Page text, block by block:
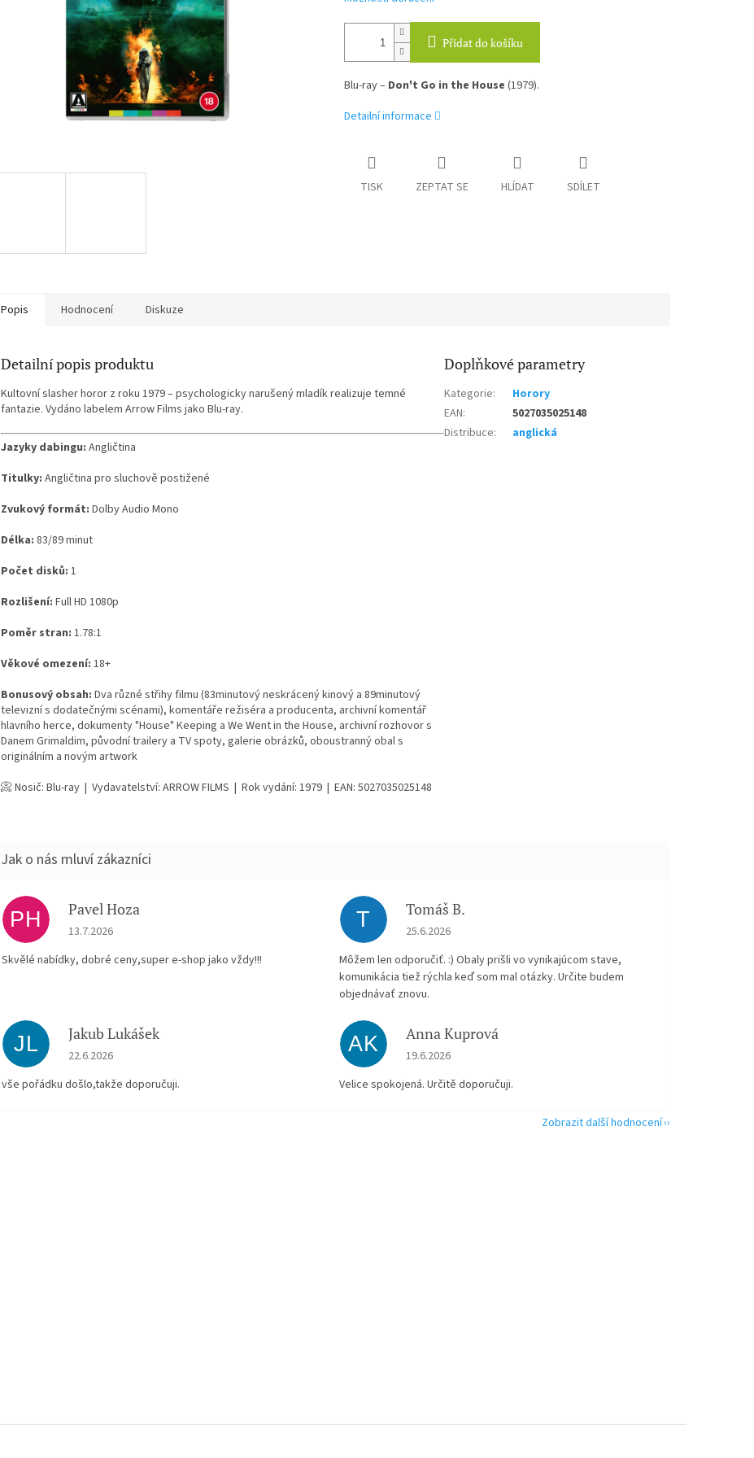
Přidat do košíku
Blu-ray – Don't Go in the House (1979).
Detailní informace
TISK ZEPTAT SE HLÍDAT SDÍLET
Popis Hodnocení Diskuze
Detailní popis produktu
Kultovní slasher horor z roku 1979 – psychologicky narušený mladík realizuje temné
fantazie. Vydáno labelem Arrow Films jako Blu-ray.
Jazyky dabingu: Angličtina
Titulky: Angličtina pro sluchově postižené
Zvukový formát: Dolby Audio Mono
Délka: 83/89 minut
Počet disků: 1
Rozlišení: Full HD 1080p
Poměr stran: 1.78:1
Věkové omezení: 18+
Bonusový obsah: Dva různé střihy filmu (83minutový neskrácený kinový a 89minutový
televizní s dodatečnými scénami), komentáře režiséra a producenta, archivní komentář
hlavního herce, dokumenty "House" Keeping a We Went in the House, archivní rozhovor s
Danem Grimaldim, původní trailery a TV spoty, galerie obrázků, oboustranný obal s
originálním a novým artwork
📀 Nosič: Blu-ray | Vydavatelství: ARROW FILMS | Rok vydání: 1979 | EAN: 5027035025148
Doplňkové parametry
Kategorie:
Horory
EAN:
5027035025148
Distribuce: anglická
PH Pavel Hoza
Hodnocení obchodu je 5 z 5 hvězdiček.
13.7.2026
Skvělé nabídky, dobré ceny,super e-shop jako vždy!!!
T Tomáš B.
Hodnocení obchodu je 5 z 5 hvězdiček.
25.6.2026
Môžem len odporučiť. :) Obaly prišli vo vynikajúcom stave,
komunikácia tiež rýchla keď som mal otázky. Určite budem
objednávať znovu.
JL Jakub Lukášek
Hodnocení obchodu je 5 z 5 hvězdiček.
22.6.2026
vše pořádku došlo,takže doporučuji.
AK Anna Kuprová
Hodnocení obchodu je 5 z 5 hvězdiček.
19.6.2026
Velice spokojená. Určitě doporučuji.
Zobrazit další hodnocení